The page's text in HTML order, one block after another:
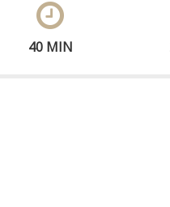
40 MIN